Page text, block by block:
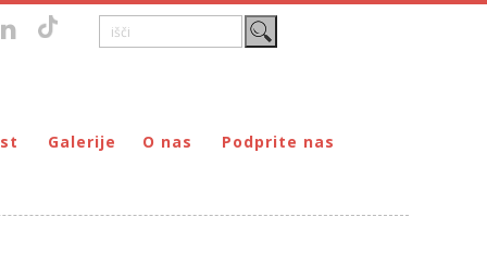
prijateljev mladine Maribor
Galerije O nas
Poslanstvo
Podprite nas
DONIRAJ – za pravne osebe